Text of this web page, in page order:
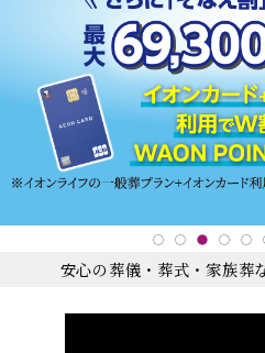
安心の葬儀・葬式・家族葬